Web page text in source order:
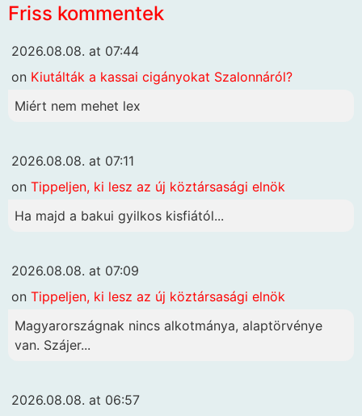
Friss kommentek
2026.08.08. at 07:44
on Kiutálták a kassai cigányokat Szalonnáról?
Miért nem mehet lex
2026.08.08. at 07:11
on Tippeljen, ki lesz az új köztársasági elnök
Ha majd a bakui gyilkos kisfiától...
2026.08.08. at 07:09
on Tippeljen, ki lesz az új köztársasági elnök
Magyarországnak nincs alkotmánya, alaptörvénye
van. Szájer...
2026.08.08. at 06:57